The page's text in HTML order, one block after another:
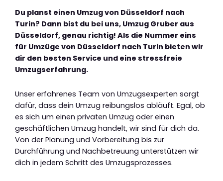
Du planst einen Umzug von Düsseldorf nach
Turin? Dann bist du bei uns, Umzug Gruber aus
Düsseldorf, genau richtig! Als die Nummer eins
für Umzüge von Düsseldorf nach Turin bieten wir
dir den besten Service und eine stressfreie
Umzugserfahrung.
Unser erfahrenes Team von Umzugsexperten sorgt
dafür, dass dein Umzug reibungslos abläuft. Egal, ob
es sich um einen privaten Umzug oder einen
geschäftlichen Umzug handelt, wir sind für dich da.
Von der Planung und Vorbereitung bis zur
Durchführung und Nachbetreuung unterstützen wir
dich in jedem Schritt des Umzugsprozesses.